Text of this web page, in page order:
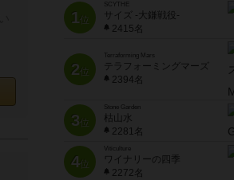
1位
SCYTHE
サイズ -大鎌戦役-
2415名
2位
Terraforming Mars
テラフォーミングマーズ
2394名
3位
Stone Garden
枯山水
2281名
4位
Viticulture
ワイナリーの四季
2272名